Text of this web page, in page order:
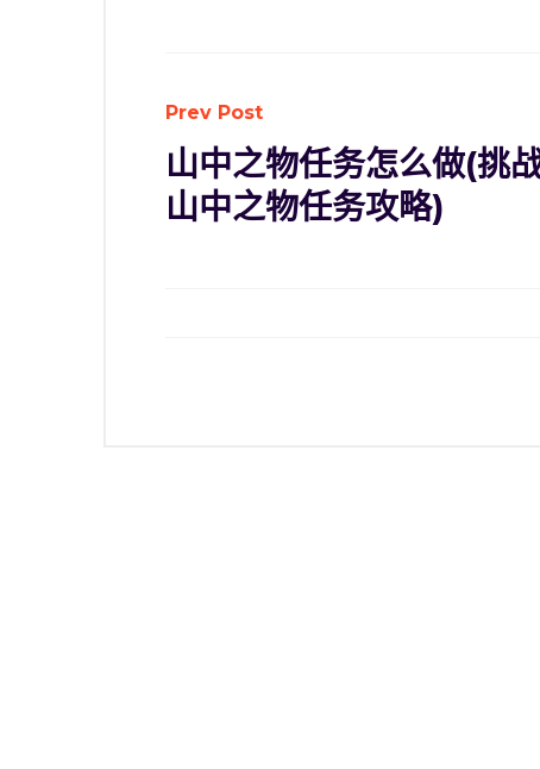
Prev Post
山中之物任务怎么做(挑
山中之物任务攻略)